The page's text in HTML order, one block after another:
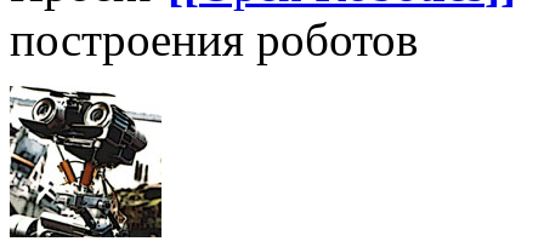
построения роботов